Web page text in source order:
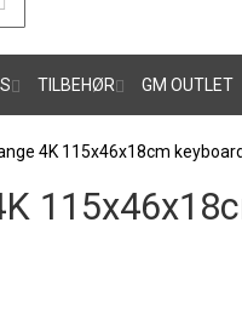
TILBEHØR GM OUTLET
4K 115x46x18cm